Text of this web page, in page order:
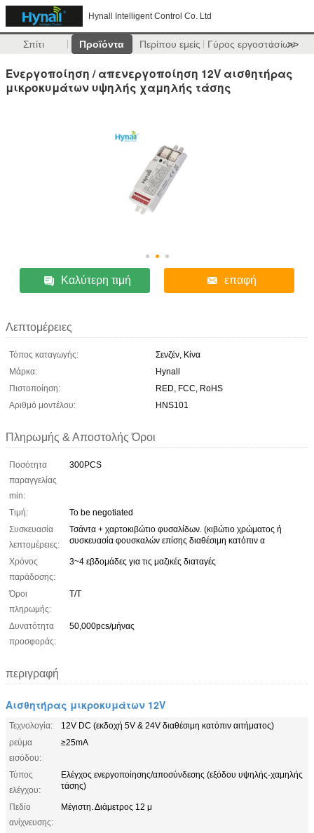
Hynall Intelligent Control Co. Ltd
Σπίτι Προϊόντα Περίπου εμείς Γύρος εργοστασίων
>>
Ενεργοποίηση / απενεργοποίηση 12V αισθητήρας
μικροκυμάτων υψηλής χαμηλής τάσης
Καλύτερη τιμή επαφή
Λεπτομέρειες
Τόπος καταγωγής:
Σενζέν, Κίνα
Μάρκα:
Hynall
Πιστοποίηση:
RED, FCC, RoHS
Αριθμό μοντέλου:
HNS101
Πληρωμής & Αποστολής Όροι
Ποσότητα
παραγγελίας
min:
300PCS
Τιμή:
To be negotiated
Συσκευασία
λεπτομέρειες:
Τσάντα + χαρτοκιβώτιο φυσαλίδων. (κιβώτιο χρώματος ή
συσκευασία φουσκαλών επίσης διαθέσιμη κατόπιν α
Χρόνος
παράδοσης:
3~4 εβδομάδες για τις μαζικές διαταγές
Όροι
πληρωμής:
Τ/Τ
Δυνατότητα
προσφοράς:
50,000pcs/μήνας
περιγραφή
Αισθητήρας μικροκυμάτων 12V
Τεχνολογία:
12V DC (εκδοχή 5V & 24V διαθέσιμη κατόπιν αιτήματος)
ρεύμα
εισόδου:
≥25mA
Τύπος
ελέγχου:
Ελέγχος ενεργοποίησης/αποσύνδεσης (εξόδου υψηλής-χαμηλής
τάσης)
Πεδίο
ανίχνευσης:
Μέγιστη. Διάμετρος 12 μ